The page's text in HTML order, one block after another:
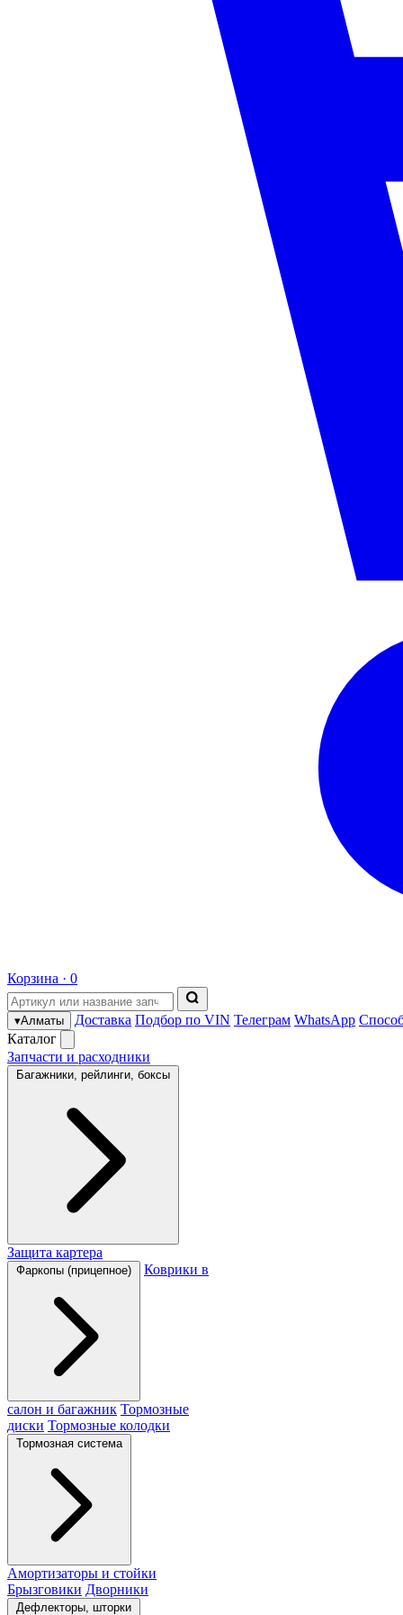
Корзина · 0
▾Алматы Доставка Подбор по VIN Телеграм WhatsApp
Каталог
Запчасти и расходники
Багажники, рейлинги, боксы
Защита картера
Фаркопы (прицепное) Коврики в
салон и багажник Тормозные
диски Тормозные колодки
Тормозная система
Амортизаторы и стойки
Брызговики Дворники
Дефлекторы, шторки